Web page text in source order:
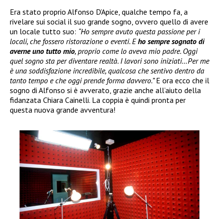
Era stato proprio Alfonso D’Apice, qualche tempo fa, a
rivelare sui social il suo grande sogno, ovvero quello di avere
un locale tutto suo: “Ho sempre avuto questa passione per i
locali, che fossero ristorazione o eventi. Eho sempre sognato di
averne uno tutto mio, proprio come lo aveva mio padre. Oggi
quel sogno sta per diventare realtà. I lavori sono iniziati…Per me
è una soddisfazione incredibile, qualcosa che sentivo dentro da
tanto tempo e che oggi prende forma davvero.”E ora ecco che il
sogno di Alfonso si è avverato, grazie anche all’aiuto della
fidanzata Chiara Cainelli. La coppia è quindi pronta per
questa nuova grande avventura!